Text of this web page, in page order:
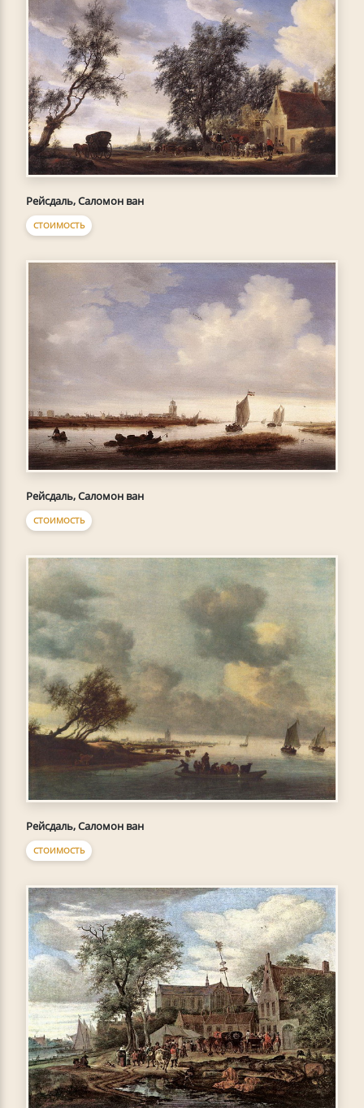
Рейсдаль, Саломон ван
СТОИМОСТЬ
Рейсдаль, Саломон ван
СТОИМОСТЬ
Рейсдаль, Саломон ван
СТОИМОСТЬ